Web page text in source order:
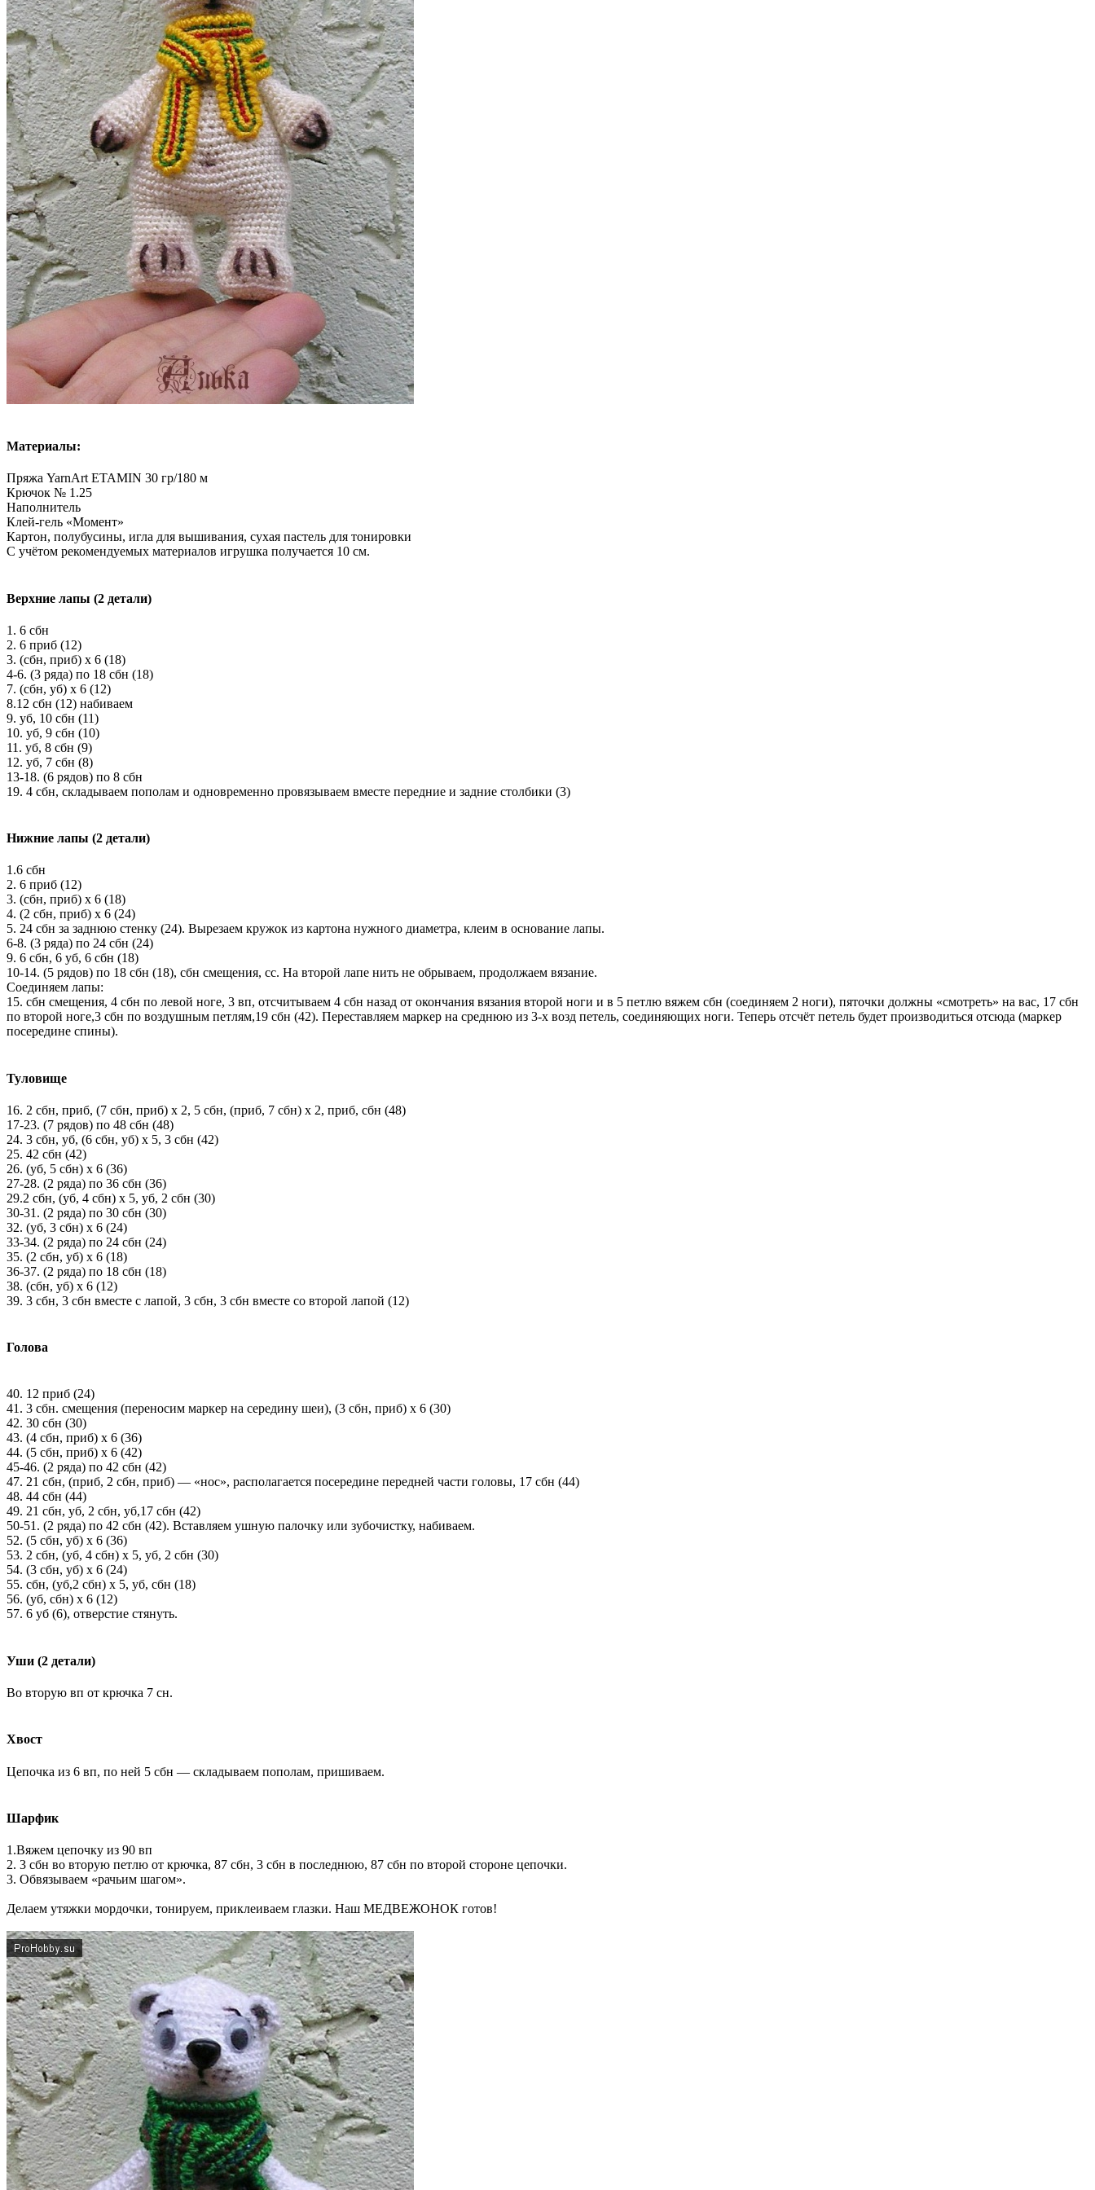
Материалы:
Пряжа YarnArt ETAMIN 30 гр/180 м
Крючок № 1.25
Наполнитель
Клей-гель «Момент»
Картон, полубусины, игла для вышивания, сухая пастель для тонировки
С учётом рекомендуемых материалов игрушка получается 10 см.
Верхние лапы (2 детали)
1. 6 сбн
2. 6 приб (12)
3. (сбн, приб) х 6 (18)
4-6. (3 ряда) по 18 сбн (18)
7. (сбн, уб) х 6 (12)
8.12 сбн (12) набиваем
9. уб, 10 сбн (11)
10. уб, 9 сбн (10)
11. уб, 8 сбн (9)
12. уб, 7 сбн (8)
13-18. (6 рядов) по 8 сбн
19. 4 сбн, складываем пополам и одновременно провязываем вместе передние и задние столбики (3)
Нижние лапы (2 детали)
1.6 сбн
2. 6 приб (12)
3. (сбн, приб) х 6 (18)
4. (2 сбн, приб) х 6 (24)
5. 24 сбн за заднюю стенку (24). Вырезаем кружок из картона нужного диаметра, клеим в основание лапы.
6-8. (3 ряда) по 24 сбн (24)
9. 6 сбн, 6 уб, 6 сбн (18)
10-14. (5 рядов) по 18 сбн (18), сбн смещения, сс. На второй лапе нить не обрываем, продолжаем вязание.
Соединяем лапы:
15. сбн смещения, 4 сбн по левой ноге, 3 вп, отсчитываем 4 сбн назад от окончания вязания второй ноги и в 5 петлю вяжем сбн (соединяем 2 ноги), пяточки должны «смотреть» на вас, 17 сбн
по второй ноге,3 сбн по воздушным петлям,19 сбн (42). Переставляем маркер на среднюю из 3-х возд петель, соединяющих ноги. Теперь отсчёт петель будет производиться отсюда (маркер
посередине спины).
Туловище
16. 2 сбн, приб, (7 сбн, приб) х 2, 5 сбн, (приб, 7 сбн) х 2, приб, сбн (48)
17-23. (7 рядов) по 48 сбн (48)
24. 3 сбн, уб, (6 сбн, уб) х 5, 3 сбн (42)
25. 42 сбн (42)
26. (уб, 5 сбн) х 6 (36)
27-28. (2 ряда) по 36 сбн (36)
29.2 сбн, (уб, 4 сбн) х 5, уб, 2 сбн (30)
30-31. (2 ряда) по 30 сбн (30)
32. (уб, 3 сбн) х 6 (24)
33-34. (2 ряда) по 24 сбн (24)
35. (2 сбн, уб) х 6 (18)
36-37. (2 ряда) по 18 сбн (18)
38. (сбн, уб) х 6 (12)
39. 3 сбн, 3 сбн вместе с лапой, 3 сбн, 3 сбн вместе со второй лапой (12)
Голова
40. 12 приб (24)
41. 3 сбн. смещения (переносим маркер на середину шеи), (3 сбн, приб) х 6 (30)
42. 30 сбн (30)
43. (4 сбн, приб) х 6 (36)
44. (5 сбн, приб) х 6 (42)
45-46. (2 ряда) по 42 сбн (42)
47. 21 сбн, (приб, 2 сбн, приб) — «нос», располагается посередине передней части головы, 17 сбн (44)
48. 44 сбн (44)
49. 21 сбн, уб, 2 сбн, уб,17 сбн (42)
50-51. (2 ряда) по 42 сбн (42). Вставляем ушную палочку или зубочистку, набиваем.
52. (5 сбн, уб) х 6 (36)
53. 2 сбн, (уб, 4 сбн) х 5, уб, 2 сбн (30)
54. (3 сбн, уб) х 6 (24)
55. сбн, (уб,2 сбн) х 5, уб, сбн (18)
56. (уб, сбн) х 6 (12)
57. 6 уб (6), отверстие стянуть.
Уши (2 детали)
Во вторую вп от крючка 7 сн.
Хвост
Цепочка из 6 вп, по ней 5 сбн — складываем пополам, пришиваем.
Шарфик
1.Вяжем цепочку из 90 вп
2. 3 сбн во вторую петлю от крючка, 87 сбн, 3 сбн в последнюю, 87 сбн по второй стороне цепочки.
3. Обвязываем «рачьим шагом».
Делаем утяжки мордочки, тонируем, приклеиваем глазки. Наш МЕДВЕЖОНОК готов!